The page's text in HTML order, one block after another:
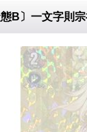
B〕一文字則